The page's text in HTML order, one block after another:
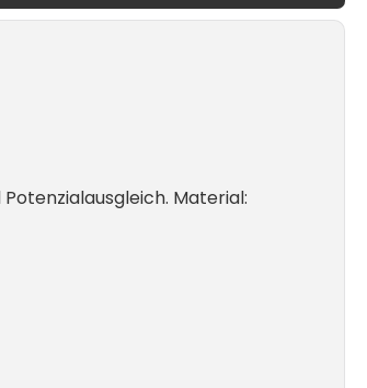
Material: